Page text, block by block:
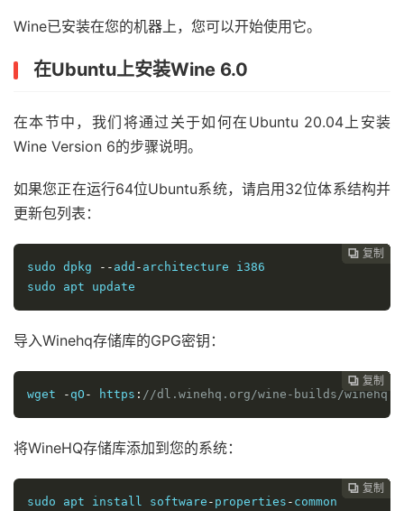
Wine已安装在您的机器上，您可以开始使用它。
在Ubuntu上安装Wine 6.0
在本节中，我们将通过关于如何在Ubuntu 20.04上安装
Wine Version 6的步骤说明。
如果您正在运行64位Ubuntu系统，请启用32位体系结构并
更新包列表：
 复制
 复制
 复制
 复制
 复制
 复制
 复制
 复制
 复制
sudo dpkg
-- add - architecture i386
sudo apt update
导入Winehq存储库的GPG密钥：
 复制
 复制
 复制
 复制
 复制
 复制
 复制
 复制
wget
- qO - https : //dl.winehq.org/wine-builds/
将WineHQ存储库添加到您的系统：
 复制
 复制
 复制
 复制
 复制
 复制
 复制
sudo apt install software - properties - common